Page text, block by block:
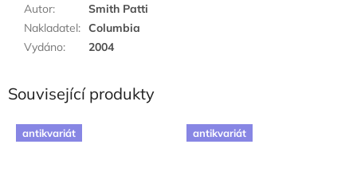
Autor:
Smith Patti
Nakladatel: Columbia
Vydáno: 2004
Související produkty
antikvariát antikvariát